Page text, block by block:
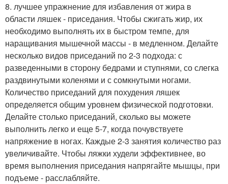
8. лучшее упражнение для избавления от жира в
области ляшек - приседания. Чтобы сжигать жир, их
необходимо выполнять их в быстром темпе, для
наращивания мышечной массы - в медленном. Делайте
несколько видов приседаний по 2-3 подхода: с
разведенными в сторону бедрами и ступнями, со слегка
раздвинутыми коленями и с сомкнутыми ногами.
Количество приседаний для похудения ляшек
определяется общим уровнем физической подготовки.
Делайте столько приседаний, сколько вы можете
выполнить легко и еще 5-7, когда почувствуете
напряжение в ногах. Каждые 2-3 занятия количество раз
увеличивайте. Чтобы ляжки худели эффективнее, во
время выполнения приседания напрягайте мышцы, при
подъеме - расслабляйте.